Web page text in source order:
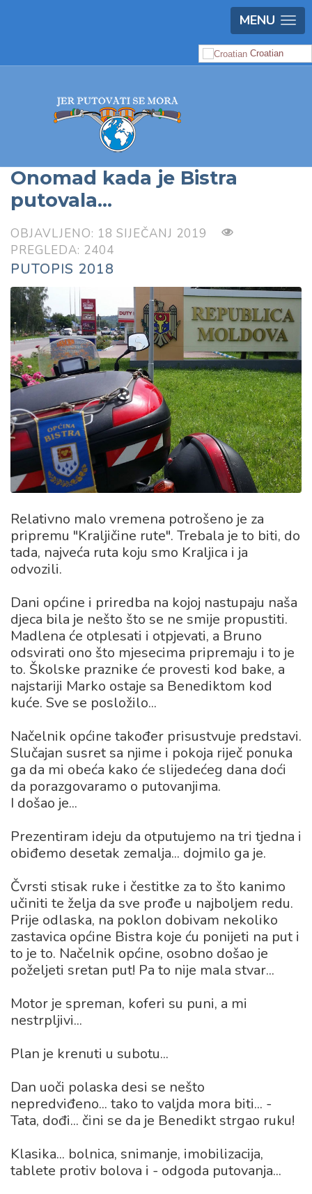
MENU
Croatian
Onomad kada je Bistra
putovala...
OBJAVLJENO: 18 SIJEČANJ 2019
PREGLEDA: 2404
PUTOPIS 2018
Relativno malo vremena potrošeno je za
pripremu "Kraljičine rute". Trebala je to biti, do
tada, najveća ruta koju smo Kraljica i ja
odvozili.
Dani općine i priredba na kojoj nastupaju naša
djeca bila je nešto što se ne smije propustiti.
Madlena će otplesati i otpjevati, a Bruno
odsvirati ono što mjesecima pripremaju i to je
to. Školske praznike će provesti kod bake, a
najstariji Marko ostaje sa Benediktom kod
kuće. Sve se posložilo...
Načelnik općine također prisustvuje predstavi.
Slučajan susret sa njime i pokoja riječ ponuka
ga da mi obeća kako će slijedećeg dana doći
da porazgovaramo o putovanjima.
I došao je...
Prezentiram ideju da otputujemo na tri tjedna i
obiđemo desetak zemalja... dojmilo ga je.
Čvrsti stisak ruke i čestitke za to što kanimo
učiniti te želja da sve prođe u najboljem redu.
Prije odlaska, na poklon dobivam nekoliko
zastavica općine Bistra koje ću ponijeti na put i
to je to. Načelnik općine, osobno došao je
poželjeti sretan put! Pa to nije mala stvar...
Motor je spreman, koferi su puni, a mi
nestrpljivi...
Plan je krenuti u subotu...
Dan uoči polaska desi se nešto
nepredviđeno... tako to valjda mora biti... -
Tata, dođi... čini se da je Benedikt strgao ruku!
Klasika... bolnica, snimanje, imobilizacija,
tablete protiv bolova i - odgoda putovanja...